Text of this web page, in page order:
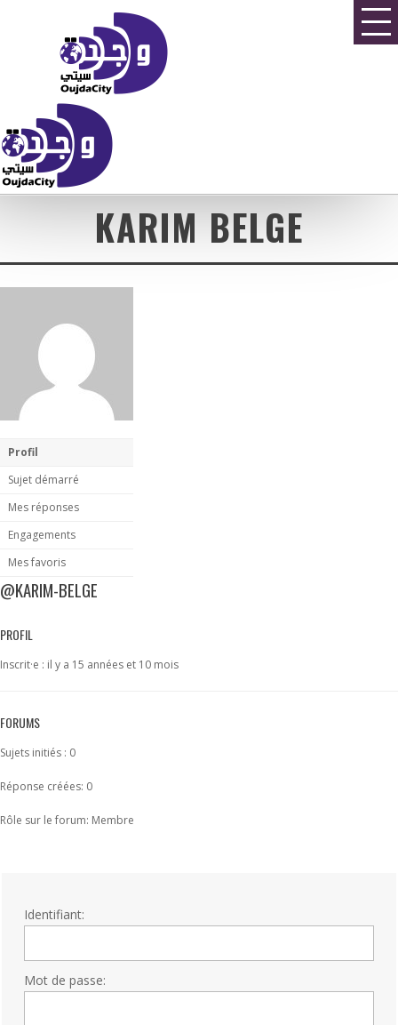
KARIM BELGE
Profil
Sujet démarré
Mes réponses
Engagements
Mes favoris
@KARIM-BELGE
PROFIL
Inscrit·e : il y a 15 années et 10 mois
FORUMS
Sujets initiés : 0
Réponse créées: 0
Rôle sur le forum: Membre
Identifiant:
Mot de passe: